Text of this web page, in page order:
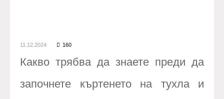
11.12.2024 160
Какво трябва да знаете преди да
започнете къртенето на тухла и